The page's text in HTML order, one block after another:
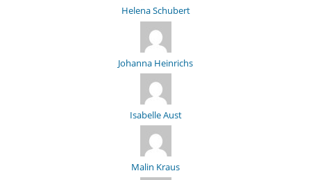
Helena Schubert
Johanna Heinrichs
Isabelle Aust
Malin Kraus